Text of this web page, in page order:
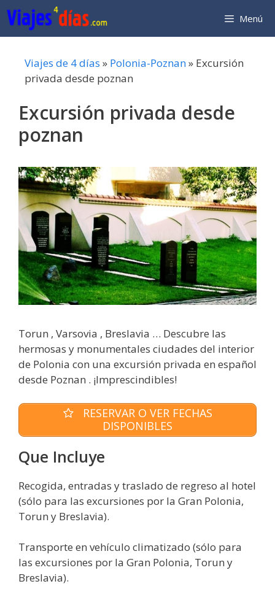
Saltar
al
contenido
Menú
Viajes de 4 días » Polonia-Poznan» Excursión
privada desde poznan
Excursión privada desde
poznan
Torun , Varsovia , Breslavia … Descubre las
hermosas y monumentales ciudades del interior
de Polonia con una excursión privada en español
desde Poznan . ¡Imprescindibles!
RESERVAR O VER FECHAS
DISPONIBLES
Que Incluye
Recogida, entradas y traslado de regreso al hotel
(sólo para las excursiones por la Gran Polonia,
Torun y Breslavia).
Transporte en vehículo climatizado (sólo para
las excursiones por la Gran Polonia, Torun y
Breslavia).